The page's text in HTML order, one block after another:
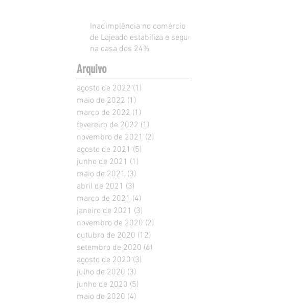
Inadimplência no comércio
de Lajeado estabiliza e segue
na casa dos 24%
Arquivo
agosto de 2022 (1)
maio de 2022 (1)
março de 2022 (1)
fevereiro de 2022 (1)
novembro de 2021 (2)
agosto de 2021 (5)
junho de 2021 (1)
maio de 2021 (3)
abril de 2021 (3)
março de 2021 (4)
janeiro de 2021 (3)
novembro de 2020 (2)
outubro de 2020 (12)
setembro de 2020 (6)
agosto de 2020 (3)
julho de 2020 (3)
junho de 2020 (5)
maio de 2020 (4)